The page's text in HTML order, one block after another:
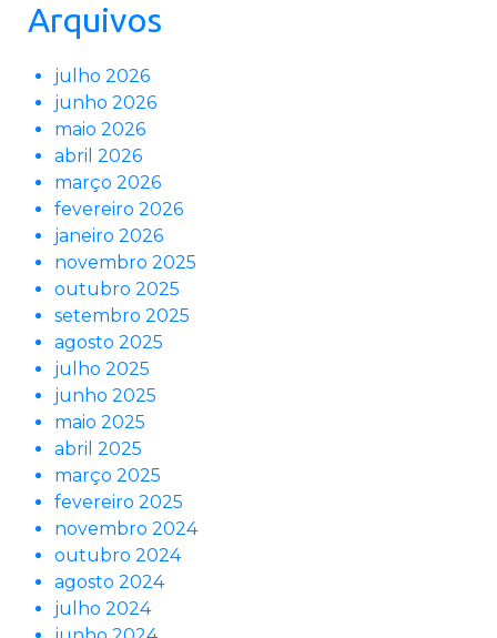
Arquivos
julho 2026
junho 2026
maio 2026
abril 2026
março 2026
fevereiro 2026
janeiro 2026
novembro 2025
outubro 2025
setembro 2025
agosto 2025
julho 2025
junho 2025
maio 2025
abril 2025
março 2025
fevereiro 2025
novembro 2024
outubro 2024
agosto 2024
julho 2024